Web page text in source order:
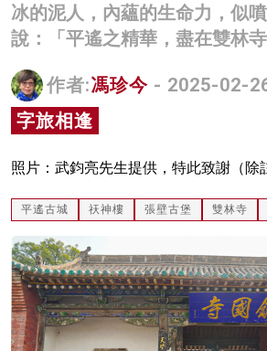
名家榜
灼見活動
關於我們
冰的泥人，內蘊的生命力，似
說：「平遙之精華，盡在雙林
作者:馮珍今 - 2025-02-
字旅相逢
照片：武鈞亮先生提供，特此致謝（除
平遙古城 祆神樓 張壁古堡 雙林寺